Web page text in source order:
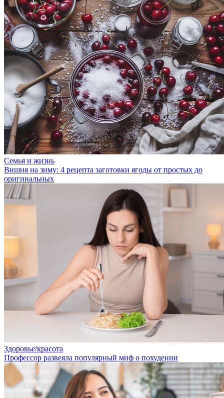
Семья и жизнь
Вишня на зиму: 4 рецепта заготовки ягоды от простых до
оригинальных
Здоровье/красота
Профессор развеяла популярный миф о похудении